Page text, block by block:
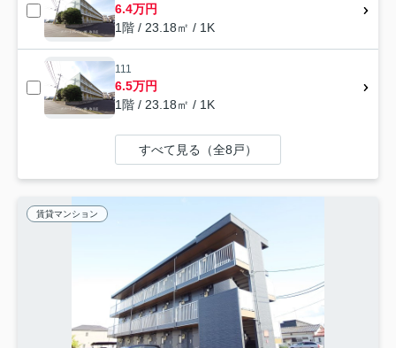
6.4万円
1階 / 23.18㎡ / 1K
111
6.5万円
1階 / 23.18㎡ / 1K
すべて見る（全8戸）
賃貸マンション